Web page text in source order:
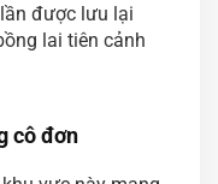
được lưu lại
lai tiên cảnh
cô đơn